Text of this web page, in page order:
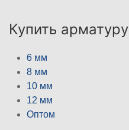
Купить арматуру
6 мм
8 мм
10 мм
12 мм
Оптом